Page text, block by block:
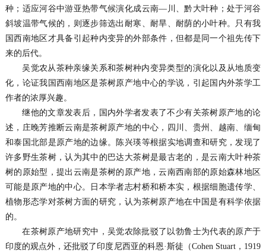
种；适应河谷中游亚热带气候演化成云南—川、黔大叶种；处于河谷
斜坡温带气候的，则逐步筛选出耐寒、耐旱、耐荫的小叶种。只有我
国西南地区才具备引起种内变异的外部条件，但都是同一个祖先传下
来的后代。
吴觉农从茶种亲缘关系和茶树种内变异类型的演化以及从地质变
化，论证我国西南地区是茶树原产地中心的学说，引起国内外茶学工
作者的浓厚兴趣。
继他的文章发表后，国内外学者发表了不少有关茶树原产地的论
述，庄晚芳推断云南是茶树原产地的中心，四川、贵州、越南、缅甸
和泰国北部是原产地的边缘。陈兴瑛等根据实地调查和研究，发现了
许多野生茶树，认为其中的巴达大茶树是最古老的，是云南大叶种茶
树的原始型，提出云南是茶树的原产地，云南西南部的原始森林地区
可能是原产地的中心。日本学者志村桥和桥本实，根据细胞遗传学、
植物形态学对茶树方面的研究，认为茶树原产地在中国是有科学依据
的。
在茶树原产地研究中，吴觉农除批驳了以勃鲁士为代表的原产于
印度的观点外，还批驳了印度尼西亚的科恩·斯徒（Cohen Stuart，1919